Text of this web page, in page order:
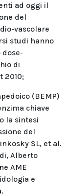
ad oggi il
del
vascolare
studi hanno
dose-
di
2010;
(BEMP)
chiave
la sintesi
del
SL, et al.
Alberto
AME
e